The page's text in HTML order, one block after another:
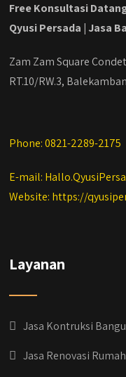
Free Konsultasi
Qyusi Persada | Jasa
Zam Zam Square
RT.10/RW.3,
Phone: 0821-2289-2175
E-mail:
Website: https://
Layanan
Jasa Kontruksi
Jasa Renovasi Rumah